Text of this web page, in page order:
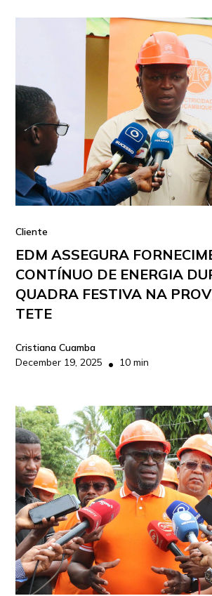
Cliente
EDM ASSEGURA
CONTÍNUO DE ENERGIA
QUADRA FESTIVA NA
TETE
Cristiana Cuamba
December 19, 2025 • 10 min